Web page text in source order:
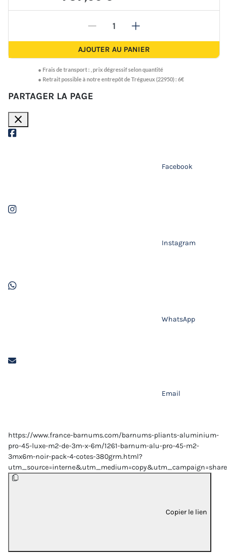
- +
AJOUTER AU PANIER
● Frais de transport : prix dégressif selon quantité
● Retrait possible à notre entrepôt de Trégueux (22950) : 6€
PARTAGER LA PAGE
close
Facebook
Instagram
WhatsApp
Email
https://www.france-barnums.com/barnums-pliants-aluminium-
pro-45-luxe-m2-de-3m-x-6m/1261-barnum-alu-pro-45-m2-
3mx6m-noir-pack-4-cotes-380grm.html?
Copier le lien